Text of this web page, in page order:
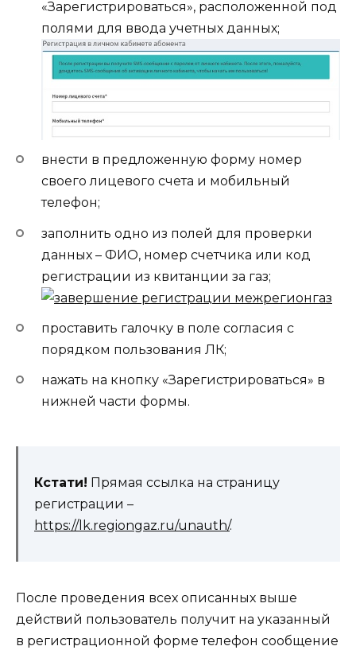
«Зарегистрироваться», расположенной под
полями для ввода учетных данных;
внести в предложенную форму номер
своего лицевого счета и мобильный
телефон;
заполнить одно из полей для проверки
данных – ФИО, номер счетчика или код
регистрации из квитанции за газ;
проставить галочку в поле согласия с
порядком пользования ЛК;
нажать на кнопку «Зарегистрироваться» в
нижней части формы.
Кстати! Прямая ссылка на страницу
регистрации –
https://lk.regiongaz.ru/unauth/.
После проведения всех описанных выше
действий пользователь получит на указанный
в регистрационной форме телефон сообщение